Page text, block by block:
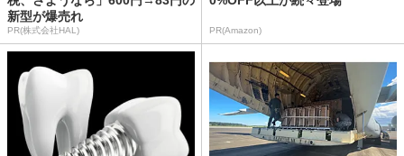
新型が爆売れ
PR(株式会社HAL) PR(Amazon)